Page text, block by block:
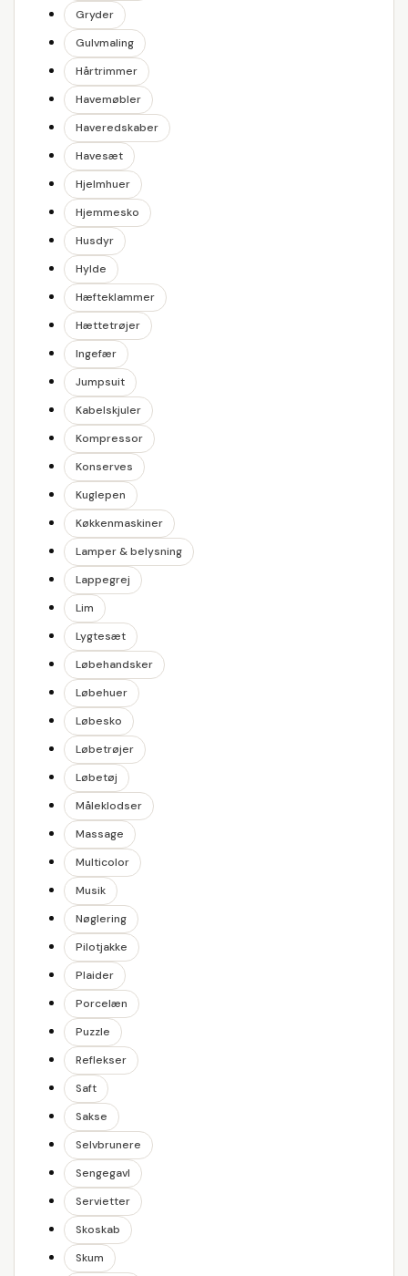
Gryder
Gulvmaling
Hårtrimmer
Havemøbler
Haveredskaber
Havesæt
Hjelmhuer
Hjemmesko
Husdyr
Hylde
Hæfteklammer
Hættetrøjer
Ingefær
Jumpsuit
Kabelskjuler
Kompressor
Konserves
Kuglepen
Køkkenmaskiner
Lamper & belysning
Lappegrej
Lim
Lygtesæt
Løbehandsker
Løbehuer
Løbesko
Løbetrøjer
Løbetøj
Måleklodser
Massage
Multicolor
Musik
Nøglering
Pilotjakke
Plaider
Porcelæn
Puzzle
Reflekser
Saft
Sakse
Selvbrunere
Sengegavl
Servietter
Skoskab
Skum